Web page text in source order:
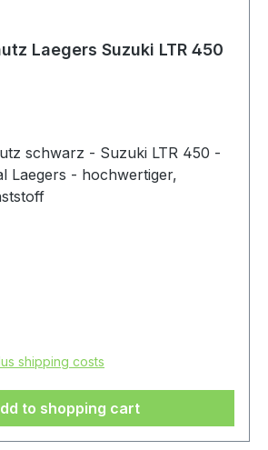
Laegers Suzuki LTR 450
schwarz - Suzuki LTR 450 -
hochwertiger,
shipping costs
to shopping cart